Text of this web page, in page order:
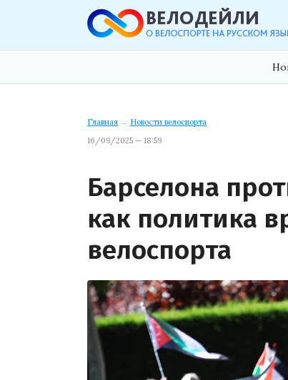
Главная → Новости велоспорта
16/09/2025 — 18:59
Барселона
как политика
велоспорта